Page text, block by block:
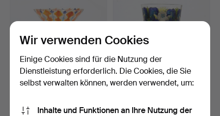
Kelch.
Vase.
Wir verwenden Cookies
Einige Cookies sind für die Nutzung der
Dienstleistung erforderlich. Die Cookies, die Sie
selbst verwalten können, werden verwendet, um:
Inhalte und Funktionen an Ihre Nutzung der